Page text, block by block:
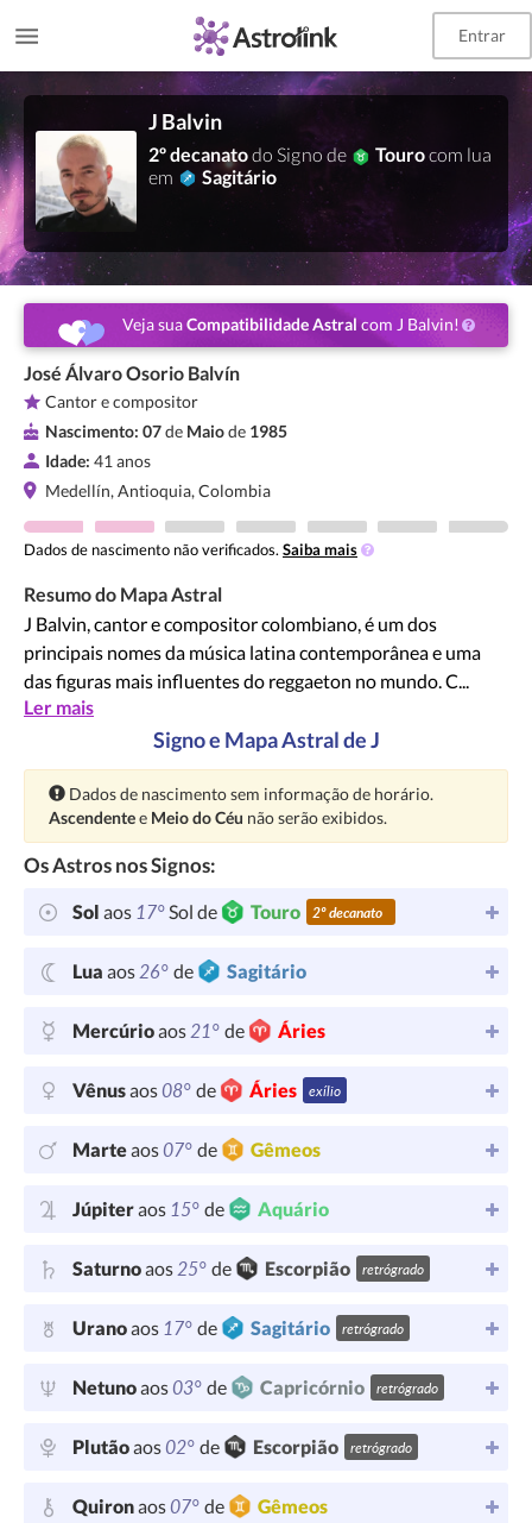
Entrar
J Balvin
2º decanatodo Signo de Tourocom lua
em
Sagitário
Veja suaCompatibilidade Astralcom J Balvin!
José Álvaro Osorio Balvín
Cantor e compositor
Nascimento: 07de Maiode 1985
Idade: 41 anos
Medellín, Antioquia, Colombia
Dados de nascimento não verificados. Saiba mais
Resumo do Mapa Astral
J Balvin, cantor e compositor colombiano, é um dos
principais nomes da música latina contemporânea e uma
das figuras mais influentes do reggaeton no mundo. C...
Ler mais
Signo e Mapa Astral de J
Atenção:
Dados de nascimento sem informação de horário.
Ascendentee Meio do Céu não serão exibidos.
Os Astros nos Signos:
Sol aos 17°Sol de Touro 2º decanato
Lua aos26° de Sagitário
Mercúrioaos21° de Áries
Vênusaos08° de Áries exílio
Marteaos07° de Gêmeos
Júpiteraos 15° de Aquário
Saturnoaos25° de Escorpião retrógrado
Uranoaos 17° de Sagitário retrógrado
Netunoaos03° de Capricórnio retrógrado
Plutãoaos02° de Escorpião retrógrado
Quironaos07° de Gêmeos